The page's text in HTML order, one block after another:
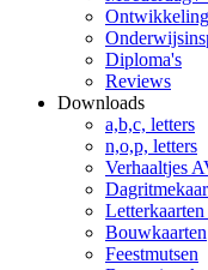
Diploma's
Reviews
Downloads
a,b,c, letters
n,o,p, letters
Verhaaltjes
Bouwkaarten
Feestmutsen